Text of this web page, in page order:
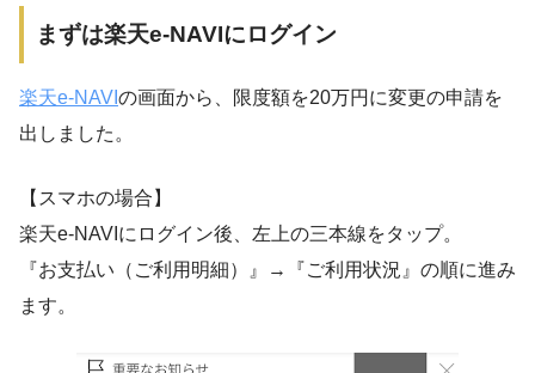
まずは楽天e-NAVIにログイン
楽天e-NAVI の画面から、限度額を20万円に変更の申請を
出しました。
【スマホの場合】
楽天e-NAVIにログイン後、左上の三本線をタップ。
『お支払い（ご利用明細）』→『ご利用状況』の順に進み
ます。